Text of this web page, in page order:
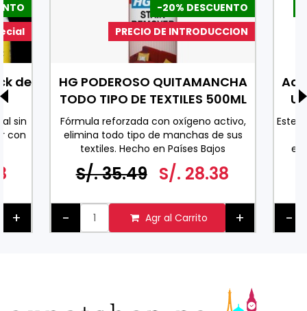
de
sin
con
+
-20% DESCUENTO
PRECIO DE INTRODUCCION
HG PODEROSO QUITAMANCHA
TODO TIPO DE TEXTILES 500ML
Fórmula reforzada con oxígeno activo,
elimina todo tipo de manchas de sus
textiles. Hecho en Países Bajos
S/. 35.49 S/. 28.38
- Agr al Carrito +
Este
-